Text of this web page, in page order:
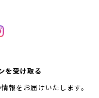
を受け取る
報をお届けいたします。